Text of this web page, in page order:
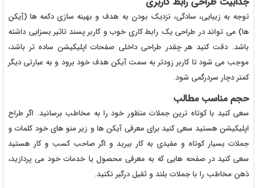
توجه به زیبایی، سادگی، نزدیک بودن به هدف و بهینه سازی دکمه ها (آِیکن
ها) می تواند در طراحی یک رابط کاری خوب و کاربر پسند تاثیر بسزایی داشته
باشد. دقت کنید هر چقدر طراحی داخلی صفحات اپلیکیشن ساده تر باشد،
موجب می شود تا کاربر زودتر به سمت آیکن هدف خود برود و به عبارتی دیگر
کمتر دچار سردرگمی شود.
حجم مناسب مطالب
سعی کنید با کوتاه ترین جملات منظور خود را به مخاطب برسانید. اگر طراح
اپلیکیشن هستید سعی کنید برای معرفی آیکن ها و زیر منو های خود کلمات و
جملات بسیار کوتاه و مفیدی به کار ببرید و اگر صاحب کسب و کار هستید
سعی کنید در صفحه هایی که به معرفی محصول یا خدمات خود می پردازید،
ذهن مخاطب را با جملات بلند و ثقیل درگیر نکنید.